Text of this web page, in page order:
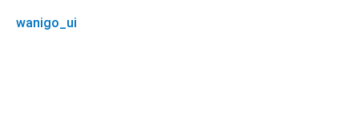
wanigo_ui